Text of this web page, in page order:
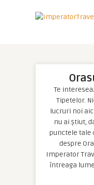
Te
Tipetelor.
lucruri noi
nu ai știut,
punctele tale
despre
Imperator
întreaga